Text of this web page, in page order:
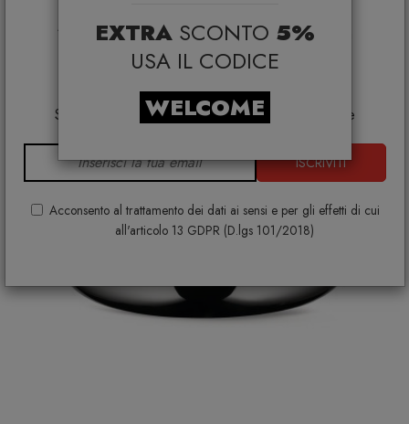
*Coupon non cumulabile con altre promo e non
applicabile su:
Smeg, Bontempi Casa, Samsonite, BBB Italia,
Franke, Gufram, Memphis, Plust, Gervasoni,
Samsung, Faber, Dunavox, Zafferano, VG, Slide
ISCRIVITI
Acconsento al trattamento dei dati ai sensi e per gli effetti di cui
all'articolo 13 GDPR (D.lgs 101/2018)
EXTRA SCONTO 5%
USA IL CODICE
WELCOME